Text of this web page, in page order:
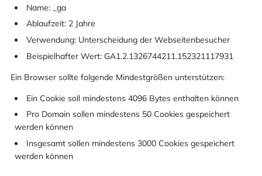
Name: _ga
Ablaufzeit: 2 Jahre
Verwendung: Unterscheidung der Webseitenbesucher
Beispielhafter Wert: GA1.2.1326744211.152321117931
Ein Browser sollte folgende Mindestgrößen unterstützen:
Ein Cookie soll mindestens 4096 Bytes enthalten können
Pro Domain sollen mindestens 50 Cookies gespeichert
werden können
Insgesamt sollen mindestens 3000 Cookies gespeichert
werden können